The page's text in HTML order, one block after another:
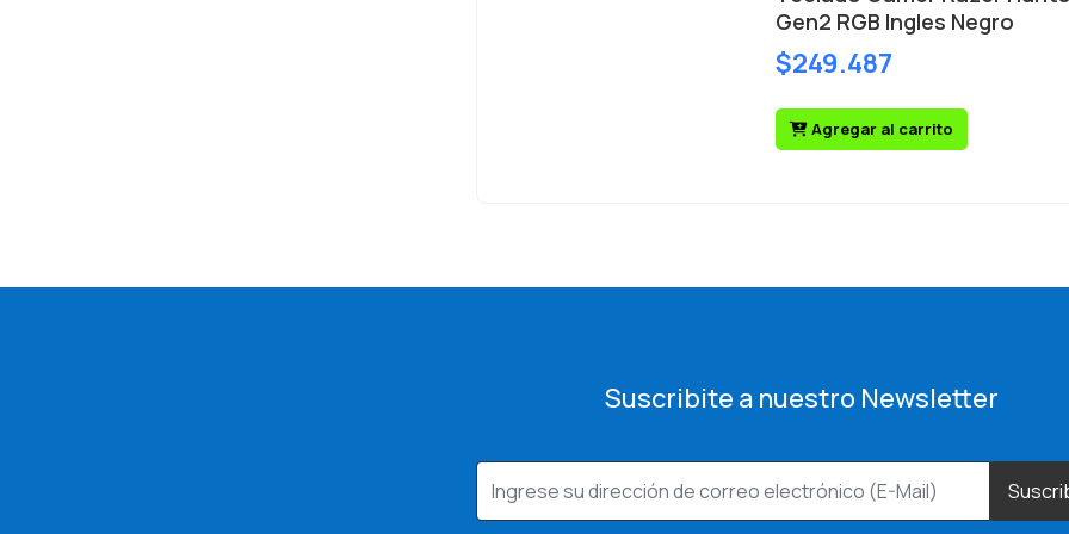
Gen2 RGB Ingles Negro
$249.487
Agregar al carrito
Suscribite a nuestro Newsletter